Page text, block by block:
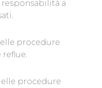
a
procedure
procedure